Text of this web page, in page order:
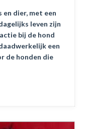
en dier, met een
leven zijn
bij de hond
een
de honden die